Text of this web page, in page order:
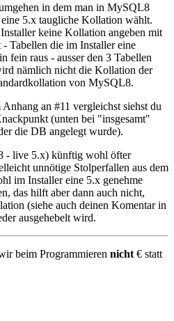
in dem man in MySQL8
5.x taugliche Kollation wählt.
keine Kollation angeben mit
Tabellen die im Installer eine
fein raus - ausser den 3 Tabellen
nämlich nicht die Kollation der
von MySQL8.
an #11 vergleichst siehst du
(unten bei "insgesamt"
die DB angelegt wurde).
- live 5.x) künftig wohl öfter
unnötige Stolperfallen aus dem
im Installer eine 5.x genehme
das hilft aber dann auch nicht,
(siehe auch deinen Komentar in
ausgehebelt wird.
beim Programmieren nicht € statt